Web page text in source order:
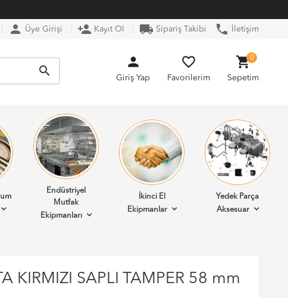
person Üye Girişi person_add Kayıt Ol local_shipping Sipariş Takibi phone İletişim
search
person
Giriş Yap
favorite_border
Favorilerim
shopping_cart
Sepetim
0
Endüstriyel
Mutfak
Ekipmanları
İkinci El
Ekipmanlar
Yedek Parça
Aksesuar
KIRMIZI SAPLI TAMPER 58 mm